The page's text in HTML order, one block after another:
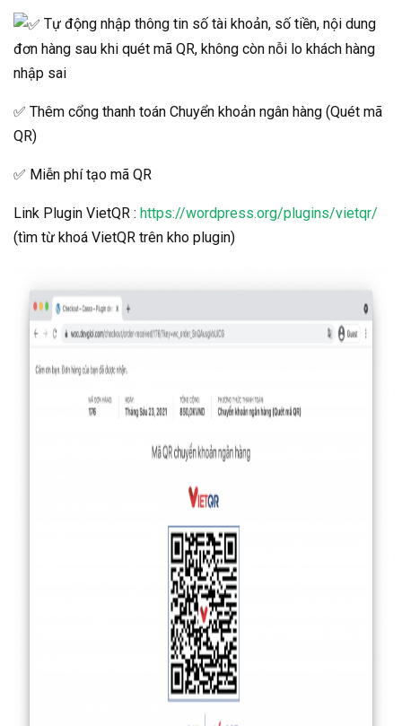
Tự động nhập thông tin số tài khoản, số tiền, nội dung
đơn hàng sau khi quét mã QR, không còn nỗi lo khách hàng
nhập sai
✅ Thêm cổng thanh toán Chuyển khoản ngân hàng (Quét mã
QR)
✅ Miễn phí tạo mã QR
Link Plugin VietQR : https://wordpress.org/plugins/vietqr/
(tìm từ khoá VietQR trên kho plugin)